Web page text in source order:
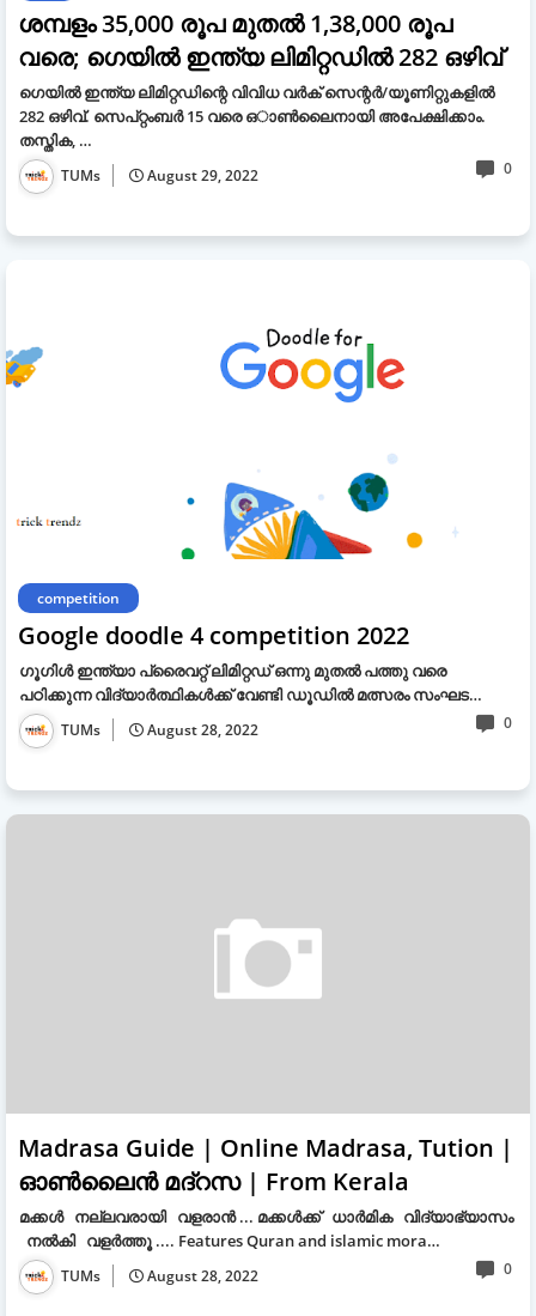
ശമ്പളം 35,000 രൂപ മുതൽ 1,38,000 രൂപ
വരെ; ഗെയിൽ ഇന്ത്യ ലിമിറ്റഡിൽ 282 ഒഴിവ്
ഗെയിൽ ഇന്ത്യ ലിമിറ്റഡിന്റെ വിവിധ വർക് സെന്റർ/യൂണിറ്റുകളിൽ
282 ഒഴിവ്. സെപ്റ്റംബർ 15 വരെ ഒാൺലൈനായി അപേക്ഷിക്കാം.
തസ്തിക, …
TUMs August 29, 2022 0
competition
Google doodle 4 competition 2022
ഗൂഗിള്‍ ഇന്ത്യാ പ്രൈവറ്റ് ലിമിറ്റഡ് ഒന്നു മുതല്‍ പത്തു വരെ
പഠിക്കുന്ന വിദ്യാര്‍ത്ഥികള്‍ക്ക് വേണ്ടി ഡൂഡില്‍ മത്സരം സംഘട…
TUMs August 28, 2022 0
Madrasa Guide | Online Madrasa, Tution |
ഓൺലൈൻ മദ്റസ | From Kerala
മക്കൾ നല്ലവരായി വളരാൻ ... മക്കൾക്ക് ധാർമിക വിദ്യാഭ്യാസം
നൽകി വളർത്തൂ .... Features Quran and islamic mora…
TUMs August 28, 2022 0